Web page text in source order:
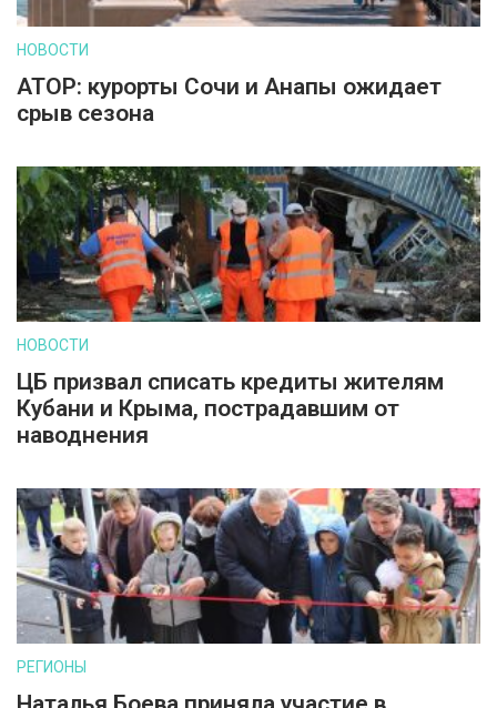
НОВОСТИ
АТОР: курорты Сочи и Анапы ожидает
срыв сезона
НОВОСТИ
ЦБ призвал списать кредиты жителям
Кубани и Крыма, пострадавшим от
наводнения
РЕГИОНЫ